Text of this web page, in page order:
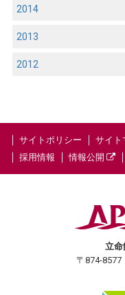
2014
2013
2012
サイトポリシー サイト
採用情報
情報公開
立命
〒874-